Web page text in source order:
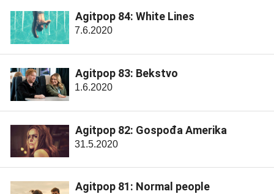
Agitpop 84: White Lines
7.6.2020
Agitpop 83: Bekstvo
1.6.2020
Agitpop 82: Gospođa Amerika
31.5.2020
Agitpop 81: Normal people